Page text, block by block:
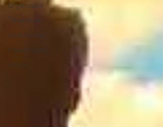
Organisatie
TimeWaver
Leiderschap
Maatschappij
Vrouw